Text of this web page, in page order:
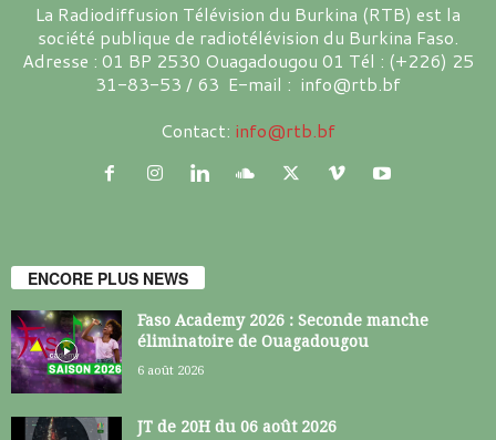
La Radiodiffusion Télévision du Burkina (RTB) est la
société publique de radiotélévision du Burkina Faso.
Adresse : 01 BP 2530 Ouagadougou 01 Tél : (+226) 25
31-83-53 / 63 E-mail : info@rtb.bf
Contact: info@rtb.bf
ENCORE PLUS NEWS
Faso Academy 2026 : Seconde manche
éliminatoire de Ouagadougou
6 août 2026
JT de 20H du 06 août 2026